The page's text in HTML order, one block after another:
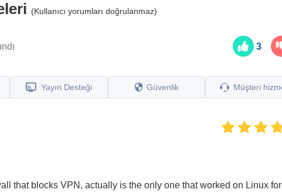
(Kullanıcı yorumları doğrulanmaz)
3
Yayın Desteği Güvenlik Müşteri
that blocks VPN, actually is the only one that worked on Linux